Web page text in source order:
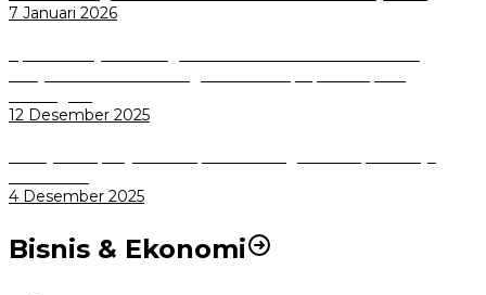
7 Januari 2026
12 Desember 2025
4 Desember 2025
Bisnis & Ekonomi